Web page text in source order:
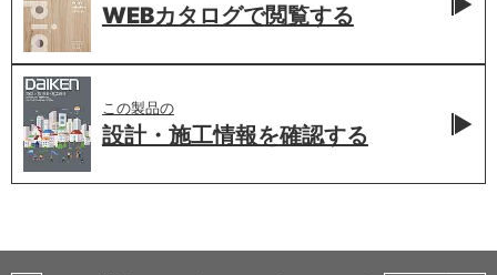
WEBカタログで閲覧する
この製品の
設計・施工情報を確認する